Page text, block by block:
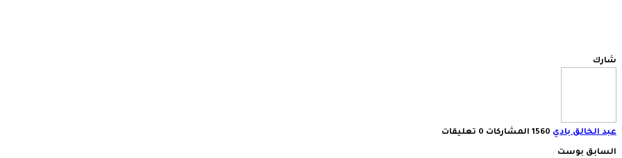
شارك
عبد الخالق بادي 1560 المشاركات 0 تعليقات
السابق بوست